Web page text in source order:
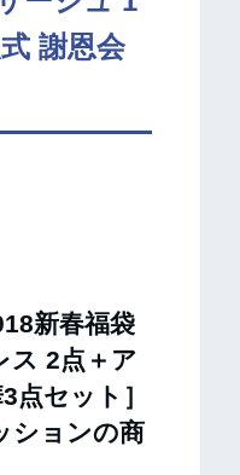
謝恩会
新春福袋
ス 2点＋ア
セット］
ションの商